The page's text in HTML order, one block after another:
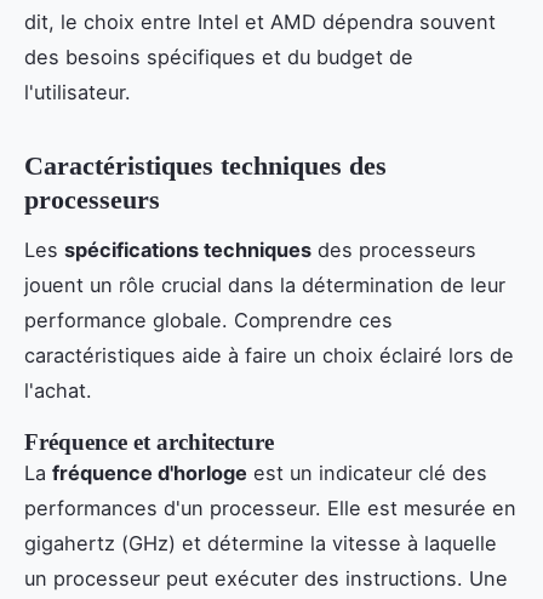
dit, le choix entre Intel et AMD dépendra souvent
des besoins spécifiques et du budget de
l'utilisateur.
Caractéristiques techniques des
processeurs
Les spécifications techniques des processeurs
jouent un rôle crucial dans la détermination de leur
performance globale. Comprendre ces
caractéristiques aide à faire un choix éclairé lors de
l'achat.
Fréquence et architecture
La fréquence d'horloge est un indicateur clé des
performances d'un processeur. Elle est mesurée en
gigahertz (GHz) et détermine la vitesse à laquelle
un processeur peut exécuter des instructions. Une